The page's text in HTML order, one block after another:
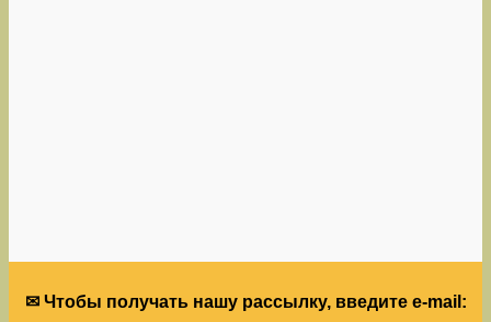
✉ Чтобы получать нашу рассылку, введите e-mail: